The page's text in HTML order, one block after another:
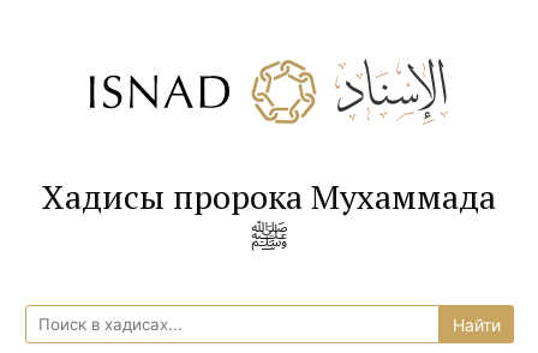
Хадисы пророка Мухаммада
ﷺ